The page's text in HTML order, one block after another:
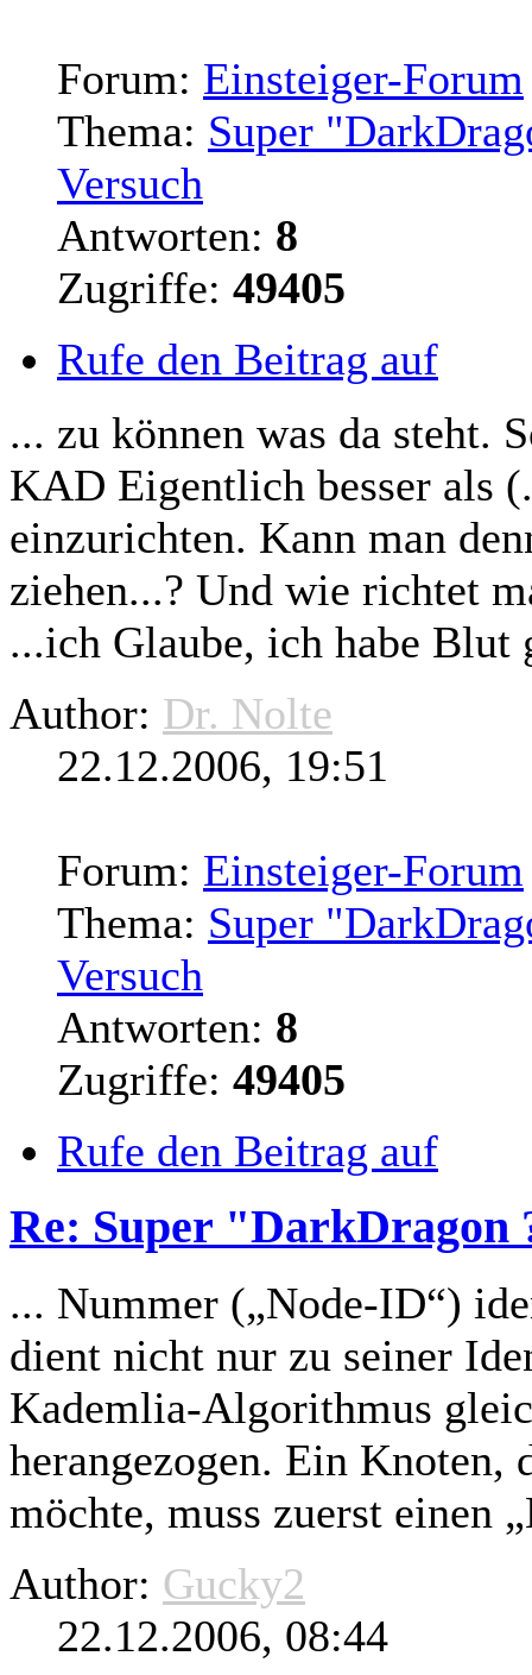
Forum: Einsteiger-Forum
Thema: Super
Versuch
Antworten: 8
Zugriffe: 49405
Rufe den Beitrag auf
... zu können was da steht.
KAD Eigentlich besser als
einzurichten. Kann man
ziehen...? Und wie richtet
...ich Glaube, ich habe
Author: Dr. Nolte
22.12.2006, 19:51
Forum: Einsteiger-Forum
Thema: Super
Versuch
Antworten: 8
Zugriffe: 49405
Rufe den Beitrag auf
Re: Super "DarkDragon
... Nummer („Node-ID“)
dient nicht nur zu seiner
Kademlia-Algorithmus
herangezogen. Ein Knoten,
möchte, muss zuerst einen
Author: Gucky2
22.12.2006, 08:44